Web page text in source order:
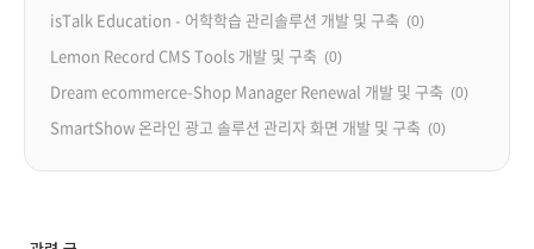
isTalk Education - 어학학습 관리솔루션 개발 및 구축 (0)
Lemon Record CMS Tools 개발 및 구축 (0)
Dream ecommerce-Shop Manager Renewal 개발 및 구축 (0)
SmartShow 온라인 광고 솔루션 관리자 화면 개발 및 구축 (0)